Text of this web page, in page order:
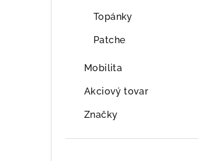
Topánky
Patche
Mobilita
Akciový tovar
Značky